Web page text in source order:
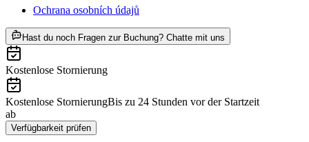
Ochrana osobních údajů
Hast du noch Fragen zur Buchung? Chatte mit uns
Kostenlose Stornierung
Kostenlose StornierungBis zu 24 Stunden vor der Startzeit
ab
Verfügbarkeit prüfen